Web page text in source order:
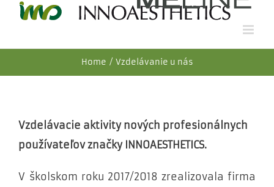
Home Vzdelávanie u nás
Vzdelávacie aktivity nových profesionálnych
používateľov značky INNOAESTHETICS.
V školskom roku 2017/2018 zrealizovala firma